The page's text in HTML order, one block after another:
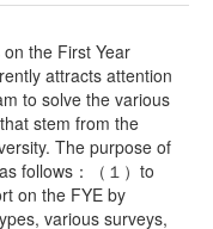
the First Year
attracts attention
to solve the various
stem from the
The purpose of
follows：（１）to
on the FYE by
various surveys,